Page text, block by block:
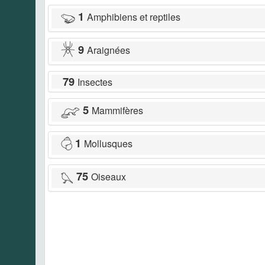
1 Amphibiens et reptiles
9 Araignées
79 Insectes
5 Mammifères
1 Mollusques
75 Oiseaux